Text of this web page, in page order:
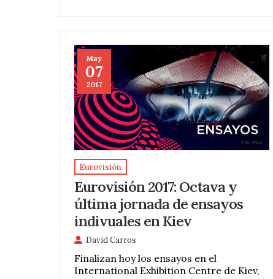
May
07
2017
Eurovisión
Eurovisión 2017: Octava y
última jornada de ensayos
indivuales en Kiev
David Carros
Finalizan hoy los ensayos en el
International Exhibition Centre de Kiev,